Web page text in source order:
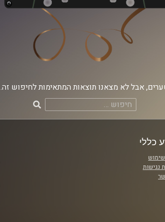
אבל לא מצאנו תוצאות המתאימות לחיפוש זה.
חיפוש:
כללי
נגישות